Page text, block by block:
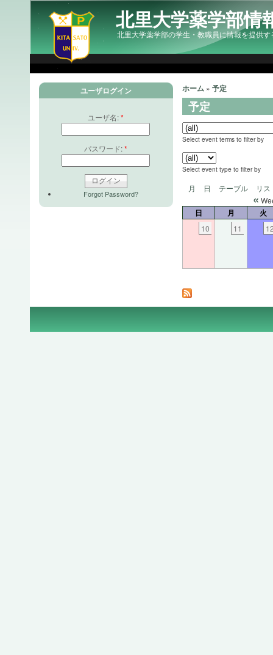
北里大学薬学部情
北里大学薬学部の学生・教職員に情報を提供
ユーザログイン
ユーザ名:*
パスワード:*
Forgot Password?
ホーム » 予定
予定
Select event terms to filter by
Select event type to filter by
月 日 テーブル リス
«
日 月 火
10 11